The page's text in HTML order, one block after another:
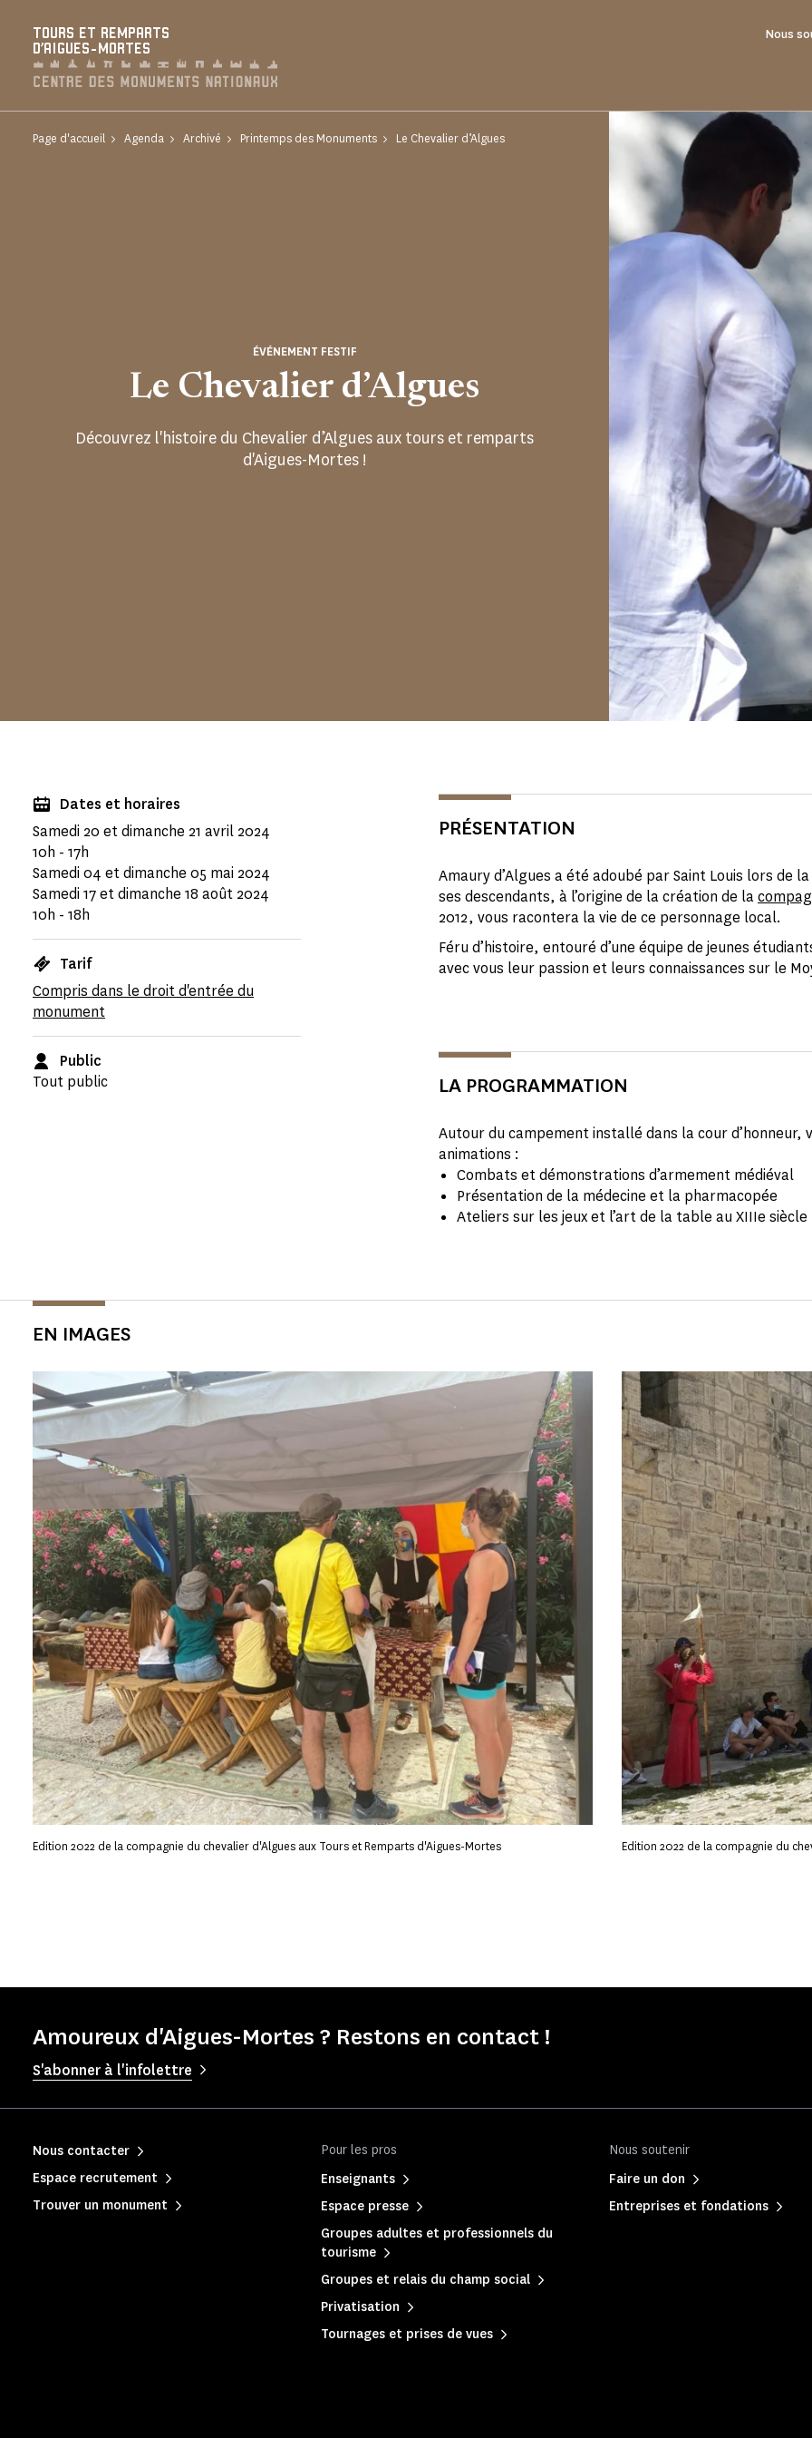
TOURS ET REMPARTS
D'AIGUES-MORTES
Nous
Page d'accueil Agenda Archivé Printemps des Monuments Le Chevalier d’Algues
Le Chevalier d’Algues
ÉVÉNEMENT FESTIF
Découvrez l'histoire du Chevalier d’Algues aux tours et remparts
d'Aigues-Mortes !
Dates et horaires
Samedi 20 et dimanche 21 avril 2024
10h - 17h
Samedi 04 et dimanche 05 mai 2024
Samedi 17 et dimanche 18 août 2024
10h - 18h
Tarif
Compris dans le droit d'entrée du
monument
Public
Tout public
PRÉSENTATION
Amaury d’Algues a été adoubé par Saint Louis lors de
ses descendants, à l’origine de la création de la
2012, vous racontera la vie de ce personnage local.
Féru d’histoire, entouré d’une équipe de jeunes
avec vous leur passion et leurs connaissances sur le
LA PROGRAMMATION
Autour du campement installé dans la cour d’honneur,
animations :
Combats et démonstrations d’armement médiéval
Présentation de la médecine et la pharmacopée
Ateliers sur les jeux et l’art de la table au XIIIe siècle
EN IMAGES
Edition 2022 de la compagnie du chevalier d'Algues aux Tours et Remparts d'Aigues-Mortes Edition 2022 de la compagnie du
Amoureux d'Aigues-Mortes ? Restons en contact !
S'abonner à l'infolettre
Pour les pros
Enseignants
Espace presse
Groupes adultes et professionnels du
tourisme
Groupes et relais du champ social
Privatisation
Tournages et prises de vues
Nous soutenir
Faire un don
Entreprises et fondations
Nous contacter
Espace recrutement
Trouver un monument